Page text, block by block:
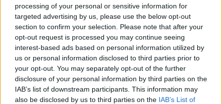
processing of your personal or sensitive information for
targeted advertising by us, please use the below opt-out
section to confirm your selection. Please note that after your
opt-out request is processed you may continue seeing
interest-based ads based on personal information utilized by
us or personal information disclosed to third parties prior to
your opt-out. You may separately opt-out of the further
disclosure of your personal information by third parties on the
IAB’s list of downstream participants. This information may
also be disclosed by us to third parties on the IAB’s List of
TRENDING